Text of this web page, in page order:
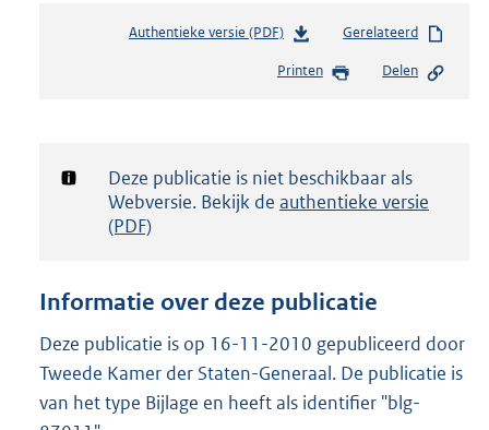
Authentieke versie (PDF)b
s
d
g
t
e
:
1
Gerelateerd
Printen Delen
Notificatie:
Deze publicatie is niet beschikbaar als
Webversie. Bekijk de authentieke versie
(PDF)
Informatie over deze publicatie
Deze publicatie is op 16-11-2010 gepubliceerd door
Tweede Kamer der Staten-Generaal. De publicatie is
van het type Bijlage en heeft als identifier "blg-